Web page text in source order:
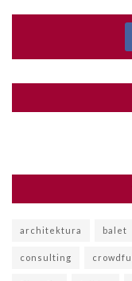
architektura balet
consulting